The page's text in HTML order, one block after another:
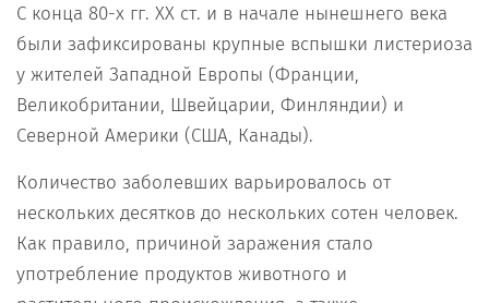
С конца 80-х гг. XX ст. и в начале нынешнего века
были зафиксированы крупные вспышки листериоза
у жителей Западной Европы (Франции,
Великобритании, Швейцарии, Финляндии) и
Северной Америки (США, Канады).
Количество заболевших варьировалось от
нескольких десятков до нескольких сотен человек.
Как правило, причиной заражения стало
употребление продуктов животного и